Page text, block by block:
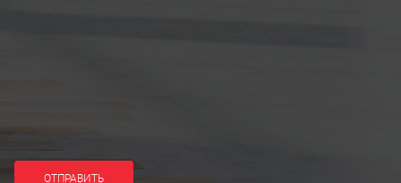
ОТПРАВИТЬ